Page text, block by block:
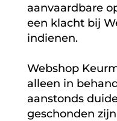
aanvaardbare
een klacht bij
indienen.
Webshop
alleen in
aanstonds
geschonden